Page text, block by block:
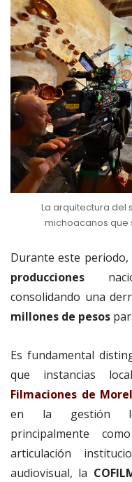
La arquitectura del
michoacanos que
Durante este
producciones
consolidando una
millones de pesos
Es fundamental
que instancias
Filmaciones de
en la gestión
principalmente
articulación
audiovisual, la